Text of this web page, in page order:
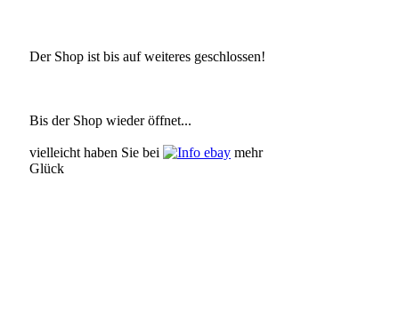
Der Shop ist bis auf weiteres geschlossen!
Bis der Shop wieder öffnet...
vielleicht haben Sie bei ebay mehr
Glück